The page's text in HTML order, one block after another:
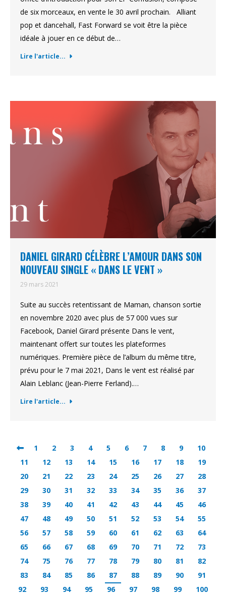
de six morceaux, en vente le 30 avril prochain. Alliant
pop et dancehall, Fast Forward se voit être la pièce
idéale à jouer en ce début de…
Lire l'article...
DANIEL GIRARD CÉLÈBRE L’AMOUR DANS SON
NOUVEAU SINGLE « DANS LE VENT »
29 mars 2021
Suite au succès retentissant de Maman, chanson sortie
en novembre 2020 avec plus de 57 000 vues sur
Facebook, Daniel Girard présente Dans le vent,
maintenant offert sur toutes les plateformes
numériques. Première pièce de l’album du même titre,
prévu pour le 7 mai 2021, Dans le vent est réalisé par
Alain Leblanc (Jean-Pierre Ferland).…
Lire l'article...
1 2 3 4 5 6 7 8 9
10
11
12 13 14 15 16 17 18
19
20
21 22 23 24 25 26 27
28
29
30 31 32 33 34 35 36
37
38
39 40 41 42 43 44 45
46
47
48 49 50 51 52 53 54
55
56
57 58 59 60 61 62 63
64
65
66 67 68 69 70 71 72
73
74
75 76 77 78 79 80 81
82
83
84 85 86 87 88 89 90
91
92
93 94 95 96 97 98 99
100